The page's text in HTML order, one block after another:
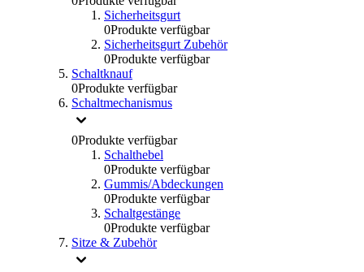
Sicherheitsgurt
0Produkte verfügbar
Sicherheitsgurt Zubehör
0Produkte verfügbar
Schaltknauf
0Produkte verfügbar
Schaltmechanismus
0Produkte verfügbar
Schalthebel
0Produkte verfügbar
Gummis/Abdeckungen
0Produkte verfügbar
Schaltgestänge
0Produkte verfügbar
Sitze & Zubehör